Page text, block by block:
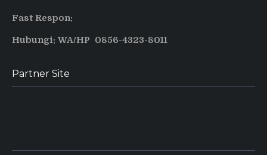
Fast Respon:
Hubungi: WA/HP 0856-4323-8011
Partner Site